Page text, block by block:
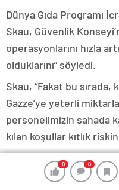
0 0
0 0
0 0
0 0
Dünya Gıda Programı
Skau, Güvenlik
operasyonlarını hızla
olduklarını” söyledi.
Skau, “Fakat bu
Gazze’ye yeterli
personelimizin sahada
kılan koşullar kıtlık
Guyana’nın BM
Güvenlik Konseyi’ne,